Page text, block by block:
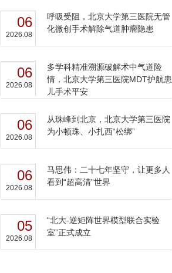
06
2026.08
呼吸受阻，北京大学第三医院无管
化微创手术解除气道肿瘤隐患
06
2026.08
多学科精准溯源破解术中气道险
情，北京大学第三医院MDT护航患
儿手术平安
06
2026.08
从珠峰到北京，北京大学第三医院
为小顿珠、小扎西“松绑”
06
2026.08
马思伟：二十七年坚守，让更多人
看到“超高清”世界
05
2026.08
“北大-逆矩阵世界模型联合实验
室”正式成立